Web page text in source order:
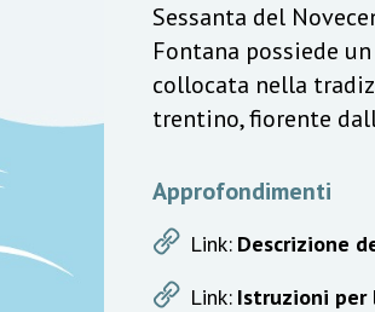
Sessanta del
Fontana possiede
collocata nella
trentino, fiorente
Approfondimenti
Link: Descrizione
Link: Istruzioni per